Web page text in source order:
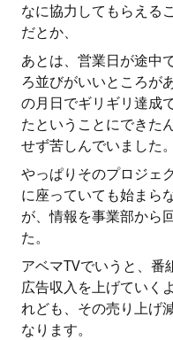
なに協力してもらえる
だとか、
あとは、営業日が途中
ろ並びがいいところが
の月日でギリギリ達成
たということにできた
せず苦しんでいました。
やっぱりそのプロジェ
に座っていても始まら
が、情報を事業部から
た。
アベマTVでいうと、番
広告収入を上げていく
れども、その売り上げ
なります。